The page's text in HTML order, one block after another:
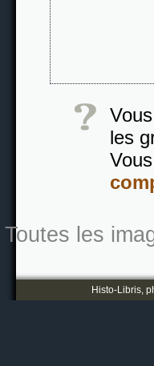
les
Toutes les
Histo-Libris,